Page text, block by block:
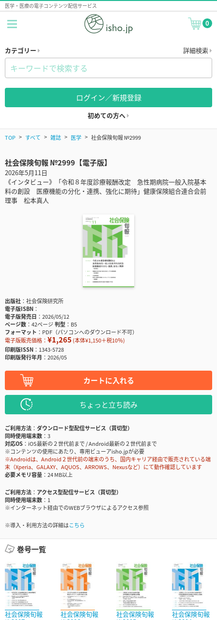
医学・医療の電子コンテンツ配信サービス
0
カテゴリー 詳細検索
ログイン／新規登録
初めての方へ
TOP すべて 雑誌 医学 社会保険旬報 №2999
社会保険旬報 №2999【電子版】
2026年5月11日
《インタビュー》「令和８年度診療報酬改定 急性期病院一般入院基本
料の創設 医療機能の分化・連携、強化に期待」健康保険組合連合会前
理事 松本真人
出版社
社会保険研究所
電子版ISBN
電子版発売日
2026/05/12
ページ数
42ページ判型
B5
フォーマット
PDF（パソコンへのダウンロード不可）
電子版販売価格： ¥1,265 (本体¥1,150＋税10％)
印刷版ISSN
1343-5728
印刷版発行年月
2026/05
カートに入れる
ちょっと立ち読み
ご利用方法
ダウンロード型配信サービス（買切型）
同時使用端末数
3
対応OS
iOS最新の２世代前まで / Android最新の２世代前まで
※コンテンツの使用にあたり、専用ビューアisho.jpが必要
※Androidは、Android２世代前の端末のうち、国内キャリア経由で販売されている端
末（Xperia、GALAXY、AQUOS、ARROWS、Nexusなど）にて動作確認しています
必要メモリ容量
24 MB以上
ご利用方法
アクセス型配信サービス（買切型）
同時使用端末数
1
※インターネット経由でのWEBブラウザによるアクセス参照
※導入・利用方法の詳細はこちら
巻号一覧
社会保険旬報
社会保険旬報
社会保険旬報
社会保険旬報